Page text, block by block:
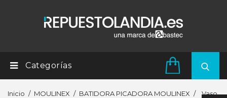
Categorías
Inicio MOULINEX BATIDORA PICADORA MOULINEX
Vaso